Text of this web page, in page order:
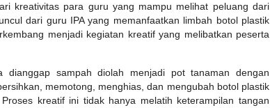
kreativitas para guru yang mampu melihat peluang dari
dari guru IPA yang memanfaatkan limbah botol plastik
menjadi kegiatan kreatif yang melibatkan peserta
dianggap sampah diolah menjadi pot tanaman dengan
memotong, menghias, dan mengubah botol plastik
kreatif ini tidak hanya melatih keterampilan tangan